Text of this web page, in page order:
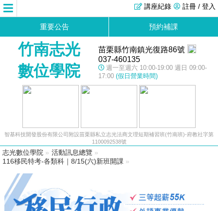
註冊 / 登入
講座紀錄
重要公告 預約補課
竹南志光
數位學院
苗栗縣竹南鎮光復路86號
037-460135
週一至週六 10:00-19:00 週日 09:00-
17:00 (假日營業時間)
智基科技開發股份有限公司附設苗栗縣私立志光法商文理短期補習班(竹南班)-府教社字第
1100092538號
志光數位學院 » 活動訊息總覽 »
116移民特考-各類科｜8/15(六)新班開課 »